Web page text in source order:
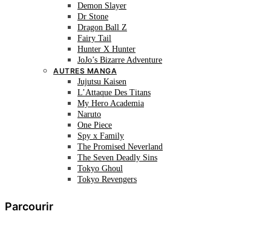
Demon Slayer
Dr Stone
Dragon Ball Z
Fairy Tail
Hunter X Hunter
JoJo’s Bizarre Adventure
AUTRES MANGA
Jujutsu Kaisen
L’Attaque Des Titans
My Hero Academia
Naruto
One Piece
Spy x Family
The Promised Neverland
The Seven Deadly Sins
Tokyo Ghoul
Tokyo Revengers
Parcourir